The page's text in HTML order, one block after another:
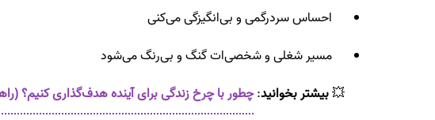
احساس سردرگمی و بی‌انگیزگی می‌کنی
مسیر شغلی و شخصی‌ات گنگ و بی‌رنگ می‌شود
💥بیشتر بخوانید:چطور با چرخ زندگی برای آینده هدف‌گذاری کنیم؟